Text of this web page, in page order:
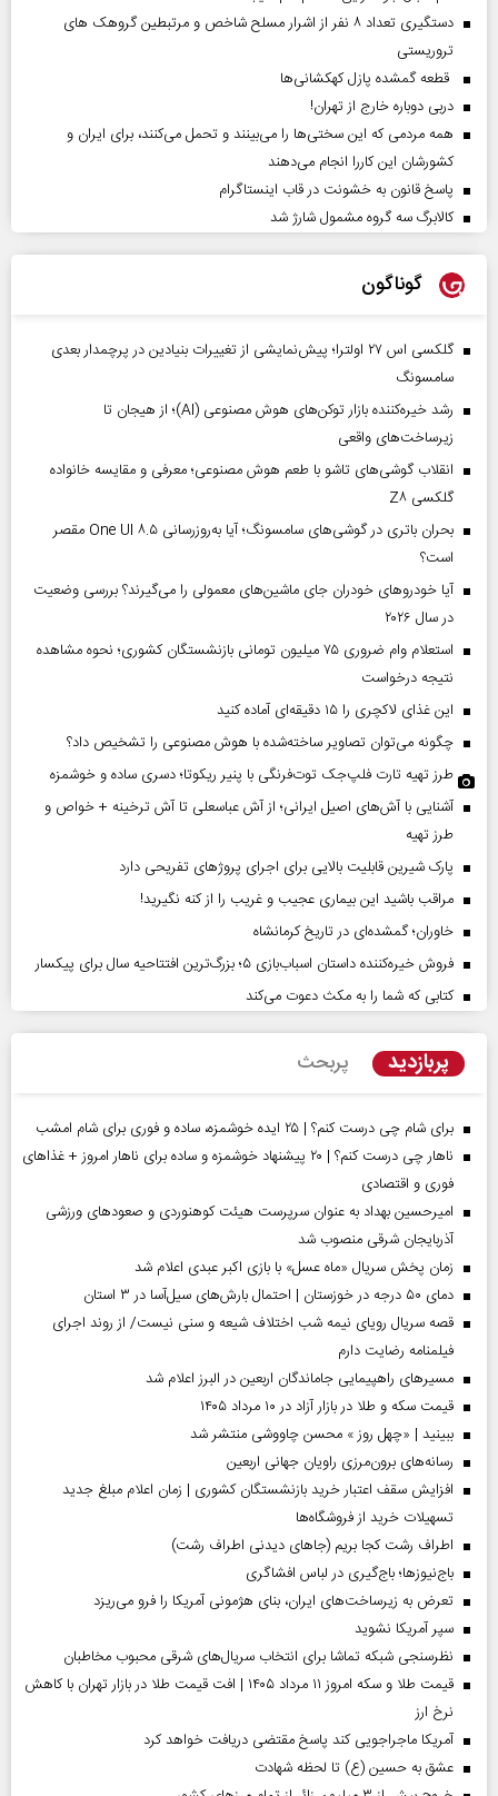
دستگیری تعداد ۸ نفر از اشرار مسلح شاخص و مرتبطین گروهک های
تروریستی
قطعه گمشده پازل کهکشانی‌ها
دربی دوباره خارج از تهران!
همه مردمی که این سختی‌ها را می‌بینند و تحمل می‌کنند، برای ایران و
کشورشان این کاررا انجام می‌دهند
پاسخ قانون به خشونت در قاب اینستاگرام
کالابرگ سه گروه مشمول شارژ شد
گوناگون
گلکسی اس ۲۷ اولترا؛ پیش‌نمایشی از تغییرات بنیادین در پرچمدار بعدی
سامسونگ
رشد خیره‌کننده بازار توکن‌های هوش مصنوعی (AI)؛ از هیجان تا
زیرساخت‌های واقعی
انقلاب گوشی‌های تاشو‌ با طعم هوش مصنوعی؛ معرفی و مقایسه خانواده
گلکسی Z۸
بحران باتری در گوشی‌های سامسونگ؛ آیا به‌روزرسانی One UI ۸.۵ مقصر
است؟
آیا خودروهای خودران جای ماشین‌های معمولی را می‌گیرند؟ بررسی وضعیت
در سال ۲۰۲۶
استعلام وام ضروری ۷۵ میلیون تومانی بازنشستگان کشوری؛ نحوه مشاهده
نتیجه درخواست
این غذای لاکچری را ۱۵ دقیقه‌ای آماده کنید
چگونه می‌توان تصاویر ساخته‌شده با هوش مصنوعی را تشخیص داد؟
طرز تهیه تارت فلپ‌جک توت‌فرنگی با پنیر ریکوتا؛ دسری ساده و خوشمزه
آشنایی با آش‌های اصیل ایرانی؛ از آش عباسعلی تا آش ترخینه + خواص و
طرز تهیه
پارک شیرین قابلیت‌ بالایی برای اجرای پروژهای تفریحی دارد
مراقب باشید این بیماری عجیب و غریب را از کنه نگیرید!
خاوران؛ گمشده‌ای در تاریخ کرمانشاه
فروش خیره‌کننده داستان اسباب‌بازی ۵؛ بزرگ‌ترین افتتاحیه سال برای پیکسار
کتابی که شما را به مکث دعوت می‌کند
پربازدید پربحث
برای شام چی درست کنم؟ | ۲۵ ایده خوشمزه، ساده و فوری برای شام امشب
ناهار چی درست کنم؟ | ۲۰ پیشنهاد خوشمزه و ساده برای ناهار امروز + غذاهای
فوری و اقتصادی
امیرحسین بهداد به عنوان سرپرست هیئت کوهنوردی و صعودهای ورزشی
آذربایجان شرقی منصوب شد
زمان پخش سریال «ماه عسل» با بازی اکبر عبدی اعلام شد
دمای ۵۰ درجه در خوزستان | احتمال بارش‌های سیل‌آسا در ۳ استان
قصه سریال رویای نیمه شب اختلاف شیعه و سنی نیست/ از روند اجرای
فیلمنامه رضایت دارم
مسیر‌های راهپیمایی جاماندگان اربعین در البرز اعلام شد
قیمت سکه و طلا در بازار آزاد در ۱۰ مرداد ۱۴۰۵
ببینید | «چهل روز » محسن چاووشی منتشر شد
رسانه‌های برون‌مرزی راویان جهانی اربعین
افزایش سقف اعتبار خرید بازنشستگان کشوری | زمان اعلام مبلغ جدید
تسهیلات خرید از فروشگاه‌ها
اطراف رشت کجا بریم (جاهای دیدنی اطراف رشت)
باج‌نیوزها؛ باج‌گیری در لباس افشاگری
تعرض به زیرساخت‌های ایران، بنای هژمونی آمریکا را فرو می‌ریزد
سپر آمریکا نشوید
نظرسنجی شبکه تماشا برای انتخاب سریال‌های شرقی محبوب مخاطبان
قیمت طلا و سکه امروز ۱۱ مرداد ۱۴۰۵ | افت قیمت طلا در بازار تهران با کاهش
نرخ ارز
آمریکا ماجراجویی کند پاسخ مقتضی دریافت خواهد کرد
عشق به حسین (ع) تا لحظه شهادت